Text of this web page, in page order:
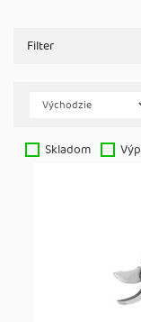
Filter
Skladom